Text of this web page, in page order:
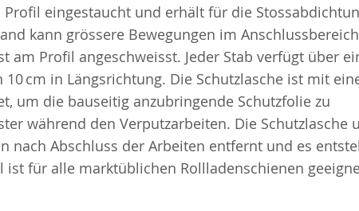
eingestaucht und erhält für die
kann grössere Bewegungen im Anschlussbereich
am Profil angeschweisst. Jeder Stab verfügt über
cm in Längsrichtung. Die Schutzlasche ist mit
um die bauseitig anzubringende Schutzfolie zu
während den Verputzarbeiten. Die Schutzlasche
nach Abschluss der Arbeiten entfernt und es
ist für alle marktüblichen Rollladenschienen